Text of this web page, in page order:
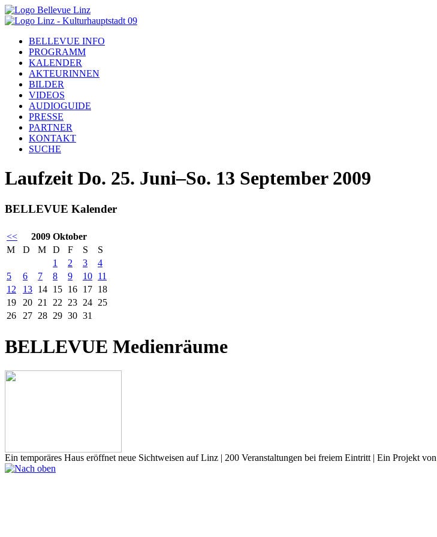
BELLEVUE INFO
PROGRAMM
KALENDER
AKTEURINNEN
BILDER
VIDEOS
AUDIOGUIDE
PRESSE
PARTNER
KONTAKT
SUCHE
Laufzeit Do. 25. Juni–So. 13 September 2009
BELLEVUE Kalender
<<
2009 Oktober
M
D M D F S
S
1
2 3
4
5
6 7 8 9 10 11
12
13 14 15 16 17 18
19
20 21 22 23 24 25
26
27 28 29 30 31
BELLEVUE Medienräume
Ein temporäres Haus eröffnet neue Sichtweisen auf Linz | 200 Veranstaltungen bei freiem Eintritt | Ein Projekt von